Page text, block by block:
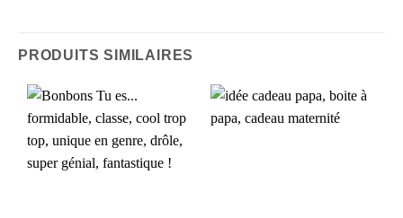
PRODUITS SIMILAIRES